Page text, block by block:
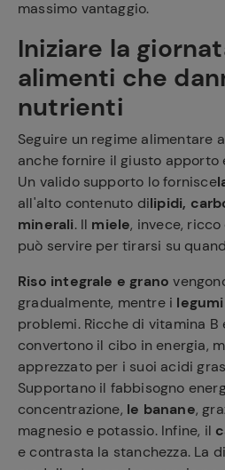
massimo vantaggio.
Iniziare la
alimenti che
nutrienti
Seguire un regime alimentare
anche fornire il giusto apporto
Un valido supporto lo fornisce
all'alto contenuto dilipidi,
minerali. Il miele, invece,
può servire per tirarsi su
Riso integrale e grano
gradualmente, mentre i legumi
problemi. Ricche di vitamina B
convertono il cibo in energia,
apprezzato per i suoi acidi
Supportano il fabbisogno
concentrazione, le banane,
magnesio e potassio. Infine, il
e contrasta la stanchezza. La